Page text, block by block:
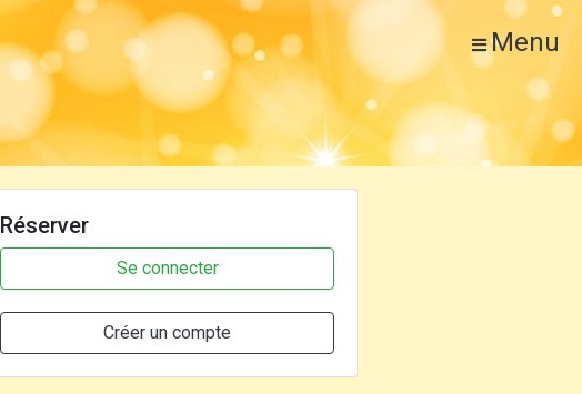
Menu
Réserver
Se connecter
Créer un compte